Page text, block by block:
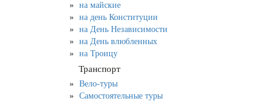
на майские
на день Конституции
на День Независимости
на День влюбленных
на Троицу
Транспорт
Вело-туры
Самостоятельные туры